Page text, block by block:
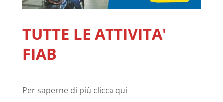
TUTTE LE ATTIVITA'
FIAB
Per saperne di più clicca qui